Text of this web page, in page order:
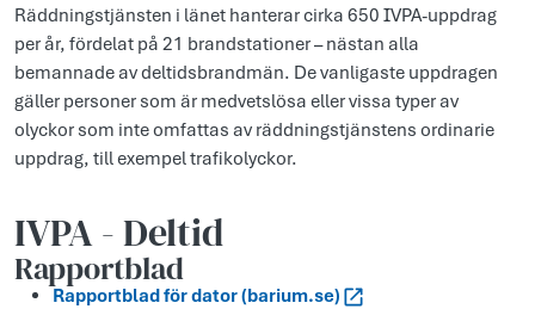
Räddningstjänsten i länet hanterar cirka 650 IVPA-uppdrag
per år, fördelat på 21 brandstationer – nästan alla
bemannade av deltidsbrandmän. De vanligaste uppdragen
gäller personer som är medvetslösa eller vissa typer av
olyckor som inte omfattas av räddningstjänstens ordinarie
uppdrag, till exempel trafikolyckor.
IVPA - Deltid
Rapportblad
Rapportblad för dator (barium.se)